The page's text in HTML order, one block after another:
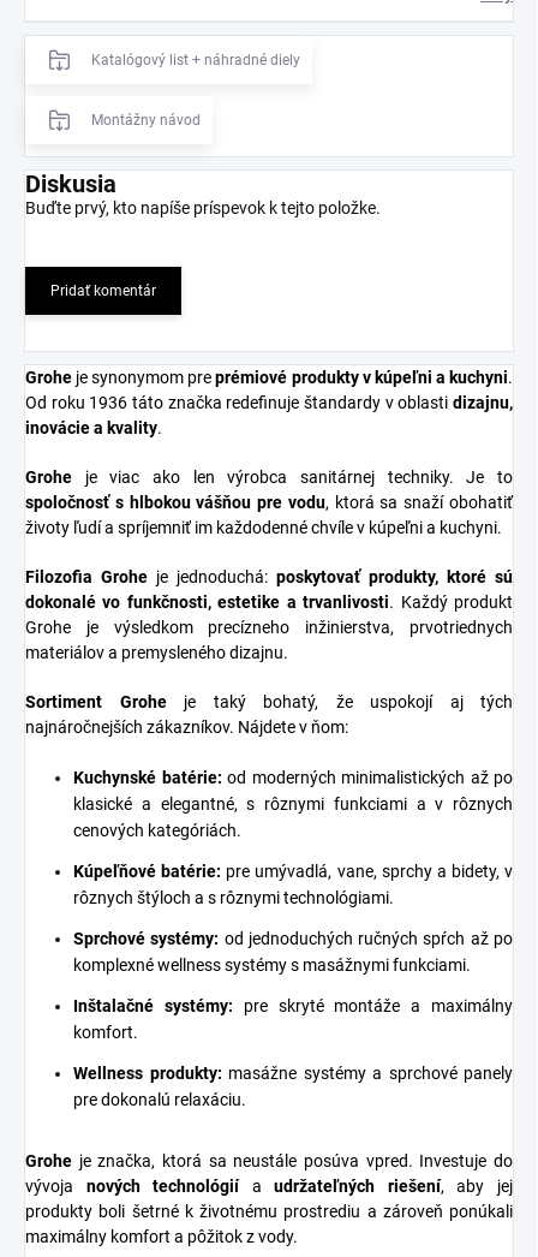
Katalógový list + náhradné diely
Montážny návod
Diskusia
Buďte prvý, kto napíše príspevok k tejto položke.
Pridať komentár
Grohe je synonymom preprémiové produkty v kúpeľni a kuchyni.
Od roku 1936 táto značka redefinuje štandardy v oblasti dizajnu,
inovácie a kvality.
Grohe je viac ako len výrobca sanitárnej techniky. Je to
spoločnosť s hlbokou vášňou pre vodu, ktorá sa snaží obohatiť
životy ľudí a spríjemniť im každodenné chvíle v kúpeľni a kuchyni.
Filozofia Grohe je jednoduchá: poskytovať produkty, ktoré sú
dokonalé vo funkčnosti, estetike a trvanlivosti. Každý produkt
Grohe je výsledkom precízneho inžinierstva, prvotriednych
materiálov a premysleného dizajnu.
Sortiment Groheje taký bohatý, že uspokojí aj tých
najnáročnejších zákazníkov. Nájdete v ňom:
Kuchynské batérie: od moderných minimalistických až po
klasické a elegantné, s rôznymi funkciami a v rôznych
cenových kategóriách.
Kúpeľňové batérie: pre umývadlá, vane, sprchy a bidety, v
rôznych štýloch a s rôznymi technológiami.
Sprchové systémy: od jednoduchých ručných spŕch až po
komplexné wellness systémy s masážnymi funkciami.
Inštalačné systémy: pre skryté montáže a maximálny
komfort.
Wellness produkty: masážne systémy a sprchové panely
pre dokonalú relaxáciu.
Grohe je značka, ktorá sa neustále posúva vpred. Investuje do
vývoja nových technológiíaudržateľných riešení, aby jej
produkty boli šetrné k životnému prostrediu a zároveň ponúkali
maximálny komfort a pôžitok z vody.